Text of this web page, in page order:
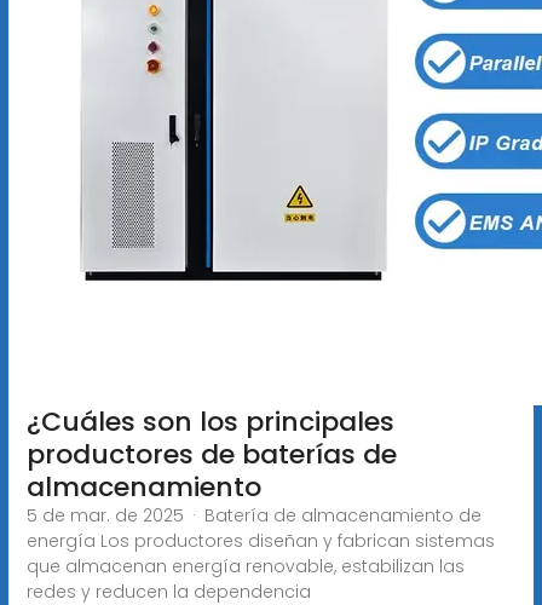
¿Cuáles son los principales
productores de baterías de
almacenamiento
5 de mar. de 2025 · Batería de almacenamiento de
energía Los productores diseñan y fabrican sistemas
que almacenan energía renovable, estabilizan las
redes y reducen la dependencia